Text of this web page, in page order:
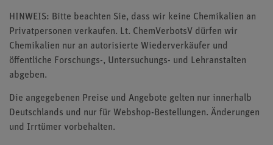
HINWEIS: Bitte beachten Sie, dass wir keine Chemikalien an
Privatpersonen verkaufen. Lt. ChemVerbotsV dürfen wir
Chemikalien nur an autorisierte Wiederverkäufer und
öffentliche Forschungs-, Untersuchungs- und Lehranstalten
abgeben.
Die angegebenen Preise und Angebote gelten nur innerhalb
Deutschlands und nur für Webshop-Bestellungen. Änderungen
und Irrtümer vorbehalten.